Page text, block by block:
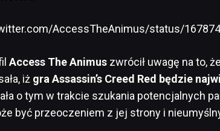
AccessTheAnimus/status/
Access The Animus zwrócił uwagę na to,
iż gra Assassin’s Creed Red będzie
o tym w trakcie szukania potencjalnych
być przeoczeniem z jej strony i